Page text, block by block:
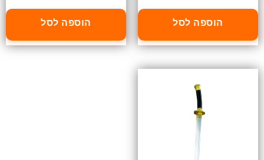
הוספה לסל הוספה לסל